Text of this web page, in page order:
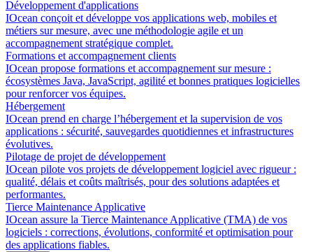
Développement d'applications
IOcean conçoit et développe vos applications web, mobiles et
métiers sur mesure, avec une méthodologie agile et un
accompagnement stratégique complet.
Formations et accompagnement clients
IOcean propose formations et accompagnement sur mesure :
écosystèmes Java, JavaScript, agilité et bonnes pratiques logicielles
pour renforcer vos équipes.
Hébergement
IOcean prend en charge l’hébergement et la supervision de vos
applications : sécurité, sauvegardes quotidiennes et infrastructures
évolutives.
Pilotage de projet de développement
IOcean pilote vos projets de développement logiciel avec rigueur :
qualité, délais et coûts maîtrisés, pour des solutions adaptées et
performantes.
Tierce Maintenance Applicative
IOcean assure la Tierce Maintenance Applicative (TMA) de vos
logiciels : corrections, évolutions, conformité et optimisation pour
des applications fiables.